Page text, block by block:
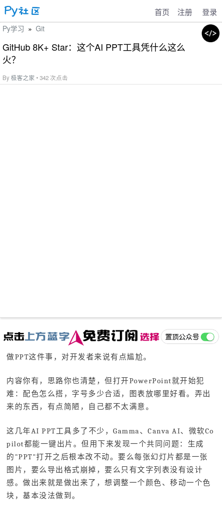
首页 注册 登录
Py学习 » Git
GitHub 8K+ Star：这个AI PPT工具凭什么这么
火？
By极客之家 • 342 次点击
做PPT这件事，对开发者来说有点尴尬。
内容你有，思路你也清楚，但打开PowerPoint就开始犯
难：配色怎么搭，字号多少合适，图表放哪里好看。弄出
来的东西，有点简陋，自己都不太满意。
这几年AI PPT工具多了不少，Gamma、Canva AI、微软Co
pilot都能一键出片。但用下来发现一个共同问题：生成
的"PPT"打开之后根本改不动。要么每张幻灯片都是一张
图片，要么导出格式崩掉，要么只有文字列表没有设计
感。做出来就是做出来了，想调整一个颜色、移动一个色
块，基本没法做到。